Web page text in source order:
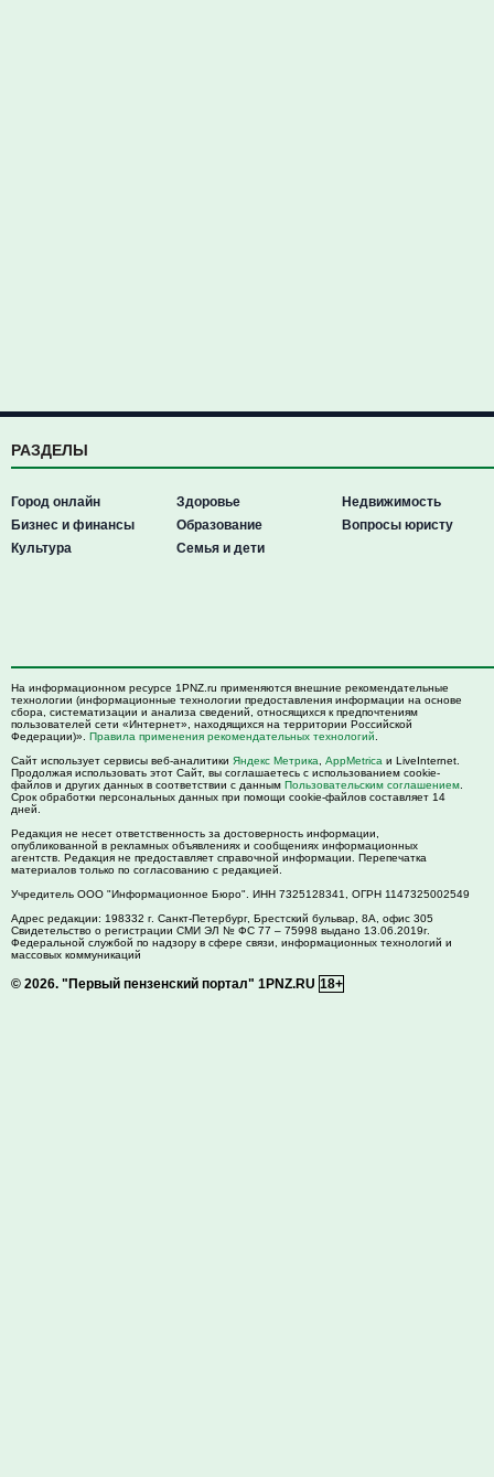
РАЗДЕЛЫ
Город онлайн
Бизнес и финансы
Культура
Здоровье
Образование
Семья и дети
Недвижимость
Вопросы юристу
На информационном ресурсе 1PNZ.ru применяются внешние рекомендательные
технологии (информационные технологии предоставления информации на основе
сбора, систематизации и анализа сведений, относящихся к предпочтениям
пользователей сети «Интернет», находящихся на территории Российской
Федерации)». Правила применения рекомендательных технологий
Сайт использует сервисы веб-аналитики Яндекс Метрика AppMetrica и LiveInternet.
Продолжая использовать этот Сайт, вы соглашаетесь с использованием cookie-
файлов и других данных в соответствии с данным Пользовательским соглашением
Срок обработки персональных данных при помощи cookie-файлов составляет 14
дней.
Редакция не несет ответственность за достоверность информации,
опубликованной в рекламных объявлениях и сообщениях информационных
агентств. Редакция не предоставляет справочной информации. Перепечатка
материалов только по согласованию с редакцией.
Учредитель ООО "Информационное Бюро". ИНН 7325128341, ОГРН 1147325002549
Адрес редакции: 198332 г. Санкт-Петербург, Брестский бульвар, 8А, офис 305
Свидетельство о регистрации СМИ ЭЛ № ФС 77 – 75998 выдано 13.06.2019г.
Федеральной службой по надзору в сфере связи, информационных технологий и
массовых коммуникаций
© 2026. "Первый пензенский портал" 1PNZ.RU 18+